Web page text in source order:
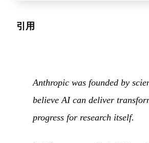
引用
Anthropic was founded by
believe AI can deliver
progress for research itself.